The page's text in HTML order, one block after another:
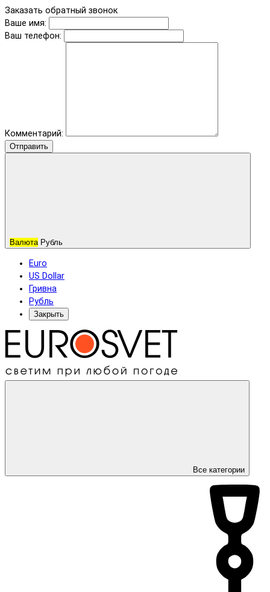
Заказать обратный звонок
Ваше имя:
Ваш телефон:
Комментарий:
Отправить
Валюта Рубль
Euro
US Dollar
Гривна
Рубль
Закрыть
Все категории